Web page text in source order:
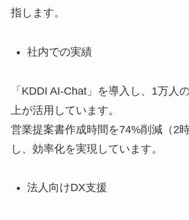
指します。
社内での実績
「KDDI AI-Chat」を導入し、1万人
上が活用しています。
営業提案書作成時間を74%削減（2
し、効率化を実現しています。
法人向けDX支援